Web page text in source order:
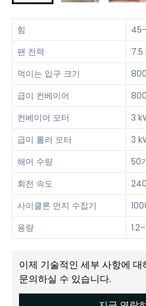
힘
팬 전력
7.5
먹이는 입구 크기
급이 컨베이어
컨베이어 모터
3
급이 롤러 모터
3
해머 수량
50
회전 속도
사이클론 먼지 수집기
용량
이제 기술적인 세부 사항에
문의하실 수 있습니다.